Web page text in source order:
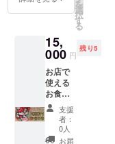
ヒント
にしま
す！ コ
ンサル
を受け
る際に
支援者
様のお
名前を
店内に
いて直
接指導
器具は
こちら
で用意
します)
②オン
ライン
で指導
(材料、
器具は
支援者
を
選
択
す
る
15,
000 円
残り5
お店で
使える
お食事
券1000
円分を
10枚
セット
支援
者：
0人
お届